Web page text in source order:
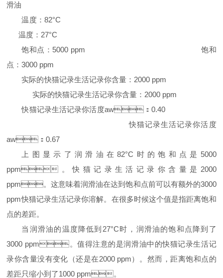
滑油
温度： 82°C
温度： 27°C
饱和点： 5000 ppm饱和
点：3000 ppm
实际的快猫记录生活记录你含量： 2000 ppm
实际的快猫记录生活记录你含量： 2000 ppm
快猫记录生活记录你活度aw： 0.40
快猫记录生活记录你活度
aw：0.67
上图显示了润滑油在82°C 时的饱和点是 5000
ppm。快猫记录生活记录你含量是 2000
ppm。这意味着润滑油在达到饱和点前可以有额外的3000
ppm快猫记录生活记录你溶解。在很多时候这个值是指距离饱和
点的差距。
当润滑油的温度降低到 27°C时，润滑油的饱和点降到了
3000 ppm。值得注意的是润滑油中的快猫记录生活记
录你含量没有变化（还是在2000 ppm）。然而，距离饱和点的
差距只缩小到了1000 ppm。